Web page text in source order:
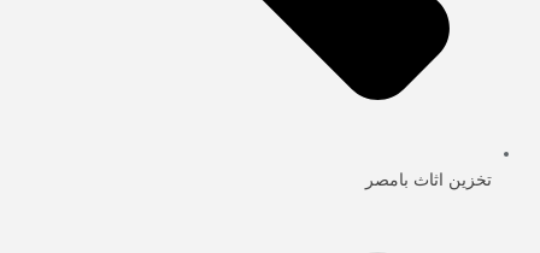
تخزين اثاث بامصر